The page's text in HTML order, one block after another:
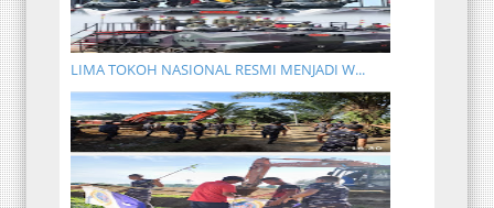
LIMA TOKOH NASIONAL RESMI MENJADI W...